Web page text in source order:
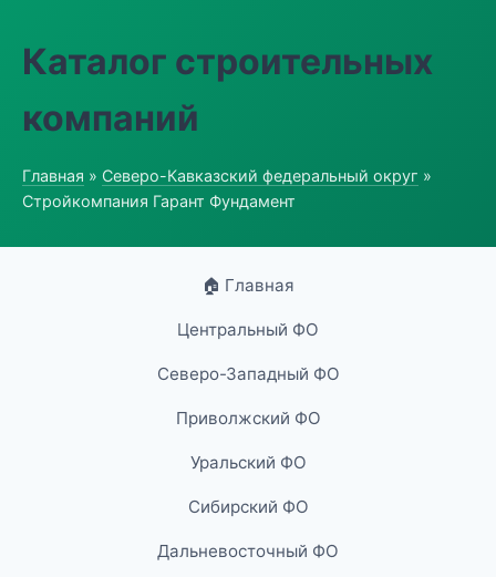
Каталог строительных
компаний
Главная » Северо-Кавказский федеральный округ »
Стройкомпания Гарант Фундамент
🏠 Главная
Центральный ФО
Северо-Западный ФО
Приволжский ФО
Уральский ФО
Сибирский ФО
Дальневосточный ФО